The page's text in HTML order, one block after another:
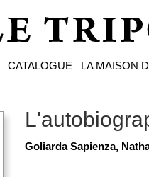
CATALOGUE LA MAISON
Goliarda Sapienza,